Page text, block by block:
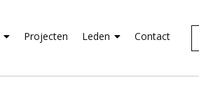
Projecten Leden Contact